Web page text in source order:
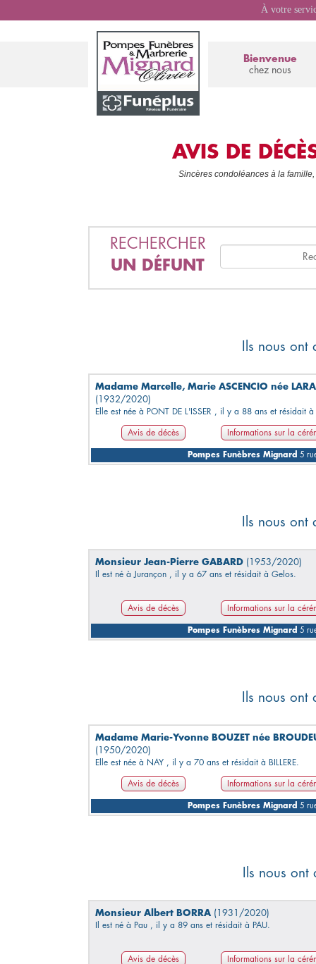
À votre
Bienvenue
chez nous
AVIS DE
Sincères condoléances à la
RECHERCHER
UN DÉFUNT
Ils nous
Madame Marcelle, Marie ASCENCIO née LARA
(1932/2020)
Elle est née à PONT DE L'ISSER , il y a 88 ans et résidait
Avis de décès Informations sur la
Pompes Funèbres Mignard 5
Ils nous
Monsieur Jean-Pierre GABARD (1953/2020)
Il est né à Jurançon , il y a 67 ans et résidait à Gelos.
Avis de décès Informations sur la
Pompes Funèbres Mignard 5
Ils nous
Madame Marie-Yvonne BOUZET née
(1950/2020)
Elle est née à NAY , il y a 70 ans et résidait à BILLERE.
Avis de décès Informations sur la
Pompes Funèbres Mignard 5
Ils nous
Monsieur Albert BORRA (1931/2020)
Il est né à Pau , il y a 89 ans et résidait à PAU.
Avis de décès Informations sur la